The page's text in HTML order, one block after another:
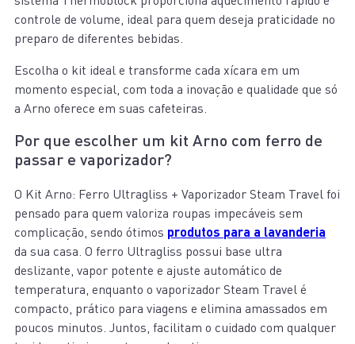
controle de volume, ideal para quem deseja praticidade no
preparo de diferentes bebidas.
Escolha o kit ideal e transforme cada xícara em um
momento especial, com toda a inovação e qualidade que só
a Arno oferece em suas cafeteiras.
Por que escolher um kit Arno com ferro de
passar e vaporizador?
O Kit Arno: Ferro Ultragliss + Vaporizador Steam Travel foi
pensado para quem valoriza roupas impecáveis sem
complicação, sendo ótimos produtos para a lavanderia
da sua casa. O ferro Ultragliss possui base ultra
deslizante, vapor potente e ajuste automático de
temperatura, enquanto o vaporizador Steam Travel é
compacto, prático para viagens e elimina amassados em
poucos minutos. Juntos, facilitam o cuidado com qualquer